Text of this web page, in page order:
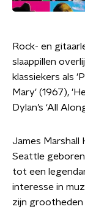
Rock- en
slaappillen
klassiekers als
Mary' (1967),
Dylan’s ‘All
James
Seattle
tot een
interesse in
zijn grootheden